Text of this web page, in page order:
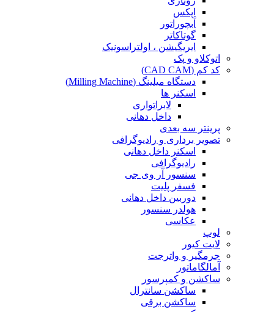
اپکس
آبچوراتور
گوتاکاتر
ایریگیشن ، اولتراسونیک
اتوکلاو و پک
کد کم (CAD CAM)
دستگاه میلینگ (Milling Machine)
اسکنر ها
لابراتواری
داخل دهانی
پرینتر سه بعدی
تصویر برداری و رادیوگرافی
اسکنر داخل دهانی
رادیوگرافی
سنسور آر وی جی
فسفر پلیت
دوربین داخل دهانی
هولدر سنسور
عکاسی
لوپ
لایت کیور
جرمگیر و واترجت
آمالگاماتور
ساکشن و کمپرسور
ساکشن سانترال
ساکشن برقی